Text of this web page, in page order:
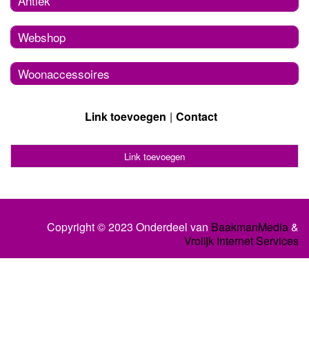
Webshop
Woonaccessoires
Link toevoegen Contact
Link toevoegen
Copyright © 2023 Onderdeel van BaakmanMedia&
Vrolijk Internet Services